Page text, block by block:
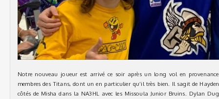
Notre nouveau joueur est arrivé ce soir après un long vol en
membres des Titans, dont un en particulier qu’il très bien. Il sagit de
côtés de Misha dans la NA3HL avec les Missoula Junior Bruins. Dylan